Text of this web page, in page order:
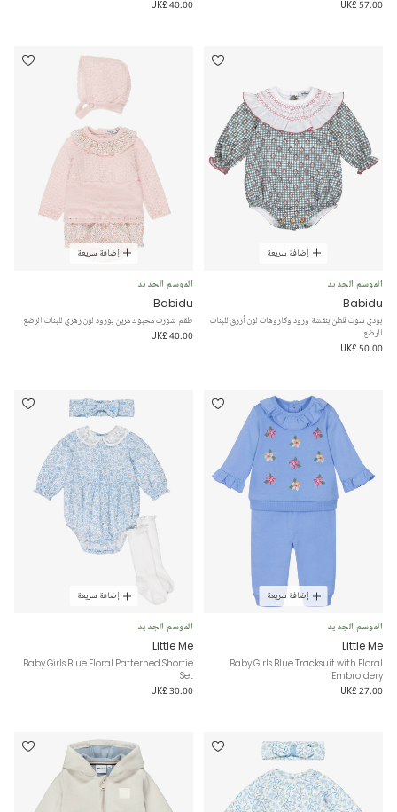
UK£ 57.00
UK£ 40.00
إضافة سريعة
الموسم الجديد
Babidu
بودي سوت قطن بنقشة ورود وكاروهات لون أزرق للبنات
الرضع
UK£ 50.00
إضافة سريعة
الموسم الجديد
Babidu
طقم شورت محبوك مزين بورود لون زهري للبنات الرضع
UK£ 40.00
إضافة سريعة
الموسم الجديد
Little Me
Baby Girls Blue Tracksuit with Floral
Embroidery
UK£ 27.00
إضافة سريعة
الموسم الجديد
Little Me
Baby Girls Blue Floral Patterned Shortie
Set
UK£ 30.00